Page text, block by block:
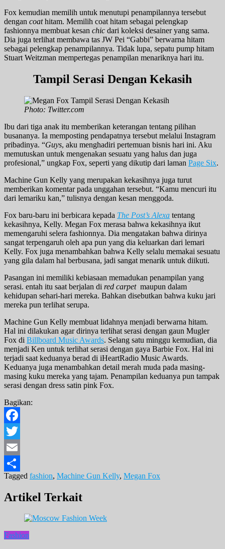
Fox kemudian memilih untuk menutupi penampilannya tersebut
dengan coathitam. Memilih coat hitam sebagai pelengkap
fashionnya membuat kesan chic dari koleksi desainer yang sama.
Dia juga terlihat membawa tas JW Pei “Gabbi” berwarna hitam
sebagai pelengkap penampilannya. Tidak lupa, sepatu pump hitam
Stuart Weitzman mempertegas penampilan menariknya hari itu.
Tampil Serasi Dengan Kekasih
Photo: Twitter.com
Ibu dari tiga anak itu memberikan keterangan tentang pilihan
busananya. Ia memposting pendapatnya tersebut melalui Instagram
pribadinya. “Guys, aku menghadiri pertemuan bisnis hari ini. Aku
memutuskan untuk mengenakan sesuatu yang halus dan juga
profesional,” ungkap Fox, seperti yang dikutip dari laman Page Six.
Machine Gun Kelly yang merupakan kekasihnya juga turut
memberikan komentar pada unggahan tersebut. “Kamu mencuri itu
dari lemariku kan,” tulisnya dengan kesan menggoda.
Fox baru-baru ini berbicara kepada The Post’s Alexa tentang
kekasihnya, Kelly. Megan Fox merasa bahwa kekasihnya ikut
memengaruhi selera fashionnya. Dia mengatakan bahwa dirinya
sangat terpengaruh oleh apa pun yang dia keluarkan dari lemari
Kelly. Fox juga menambahkan bahwa Kelly selalu memakai sesuatu
yang gila dalam hal berbusana, jadi sangat menarik untuk diikuti.
Pasangan ini memiliki kebiasaan memadukan penampilan yang
serasi. entah itu saat berjalan di red carpetmaupun dalam
kehidupan sehari-hari mereka. Bahkan disebutkan bahwa kuku jari
mereka pun terlihat serupa.
Machine Gun Kelly membuat lidahnya menjadi berwarna hitam.
Hal ini dilakukan agar dirinya terlihat serasi dengan gaun Mugler
Fox di Billboard Music Awards. Selang satu minggu kemudian, dia
menjadi Ken untuk terlihat serasi dengan gaya Barbie Fox. Hal ini
terjadi saat keduanya berad di iHeartRadio Music Awards.
Keduanya juga menambahkan detail merah muda pada masing-
masing kuku mereka yang tajam. Penampilan keduanya pun tampak
serasi dengan dress satin pink Fox.
Bagikan:
Facebook
Twitter
Email
Share
Tagged fashion, Machine Gun Kelly, Megan Fox
Artikel Terkait
Fashion